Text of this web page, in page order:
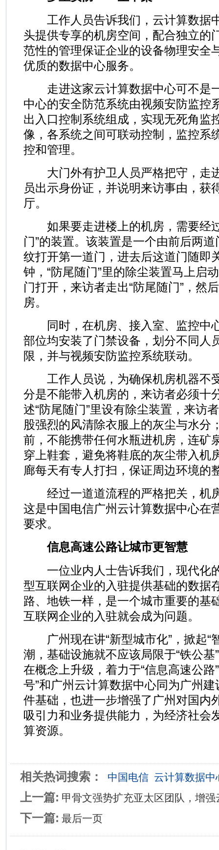
工作人员告诉我们，云计算数据
头提供专享的机房空间，配合独立的
范性的管理保证企业的设备物理安全
优质的数据中心服务。
走进这家云计算数据中心可不是
中心的安全防范系统由视频安防监控
出入口控制系统组成，实现无死角监
像，各系统之间可联动控制，监控系
控和管理。
大门外有护卫人员严格把守，走
员出示身份证，并说明来访事由，获
厅。
如果要走进楼上的机房，需要经
门”的装置。该装置是一个由前后两
纹打开第一道门，进去后这道门随即
钟，“防尾随门”里的除尘装置马上启
门打开，来访者走出“防尾随门”，然
房。
同时，在机房、接入室、监控中
部位均安装了门禁设备，划分不同人
限，并与视频安防监控系统联动。
工作人员说，为确保机房机器不
分是不能带入机房的，来访者必须十
述“防尾随门”里设有除尘装置，来访
股强烈的风清除衣服上的灰尘与水分
前，不能携带任何水瓶进机房，连矿
穿上鞋套，避免将鞋底的灰尘带入机
廊每天有专人打扫，保证周边环境的
经过一道道流程的严格把关，机
这是中国电信广州云计算数据中心在
要求。
信息高速公路让城市更智慧
一位业内人士告诉我们，现代化
型互联网企业的入驻提供基础的数据
路、地铁一样，是一个城市重要的基
互联网企业的入驻就会成为问题。
广州现在讲“新型城市化”，掀起“
潮，基础设施就不应该局限于“铁公
在概念上升级，着力于“信息高速公路
号”和广州云计算数据中心同为广州建
件基础，也进一步增强了广州对国内
吸引力和业务提供能力，为经济社会
算资源。
相关热词搜索： 中国电信 云计算数据中
上一篇: 甲骨文强势扩充亚太区团队，增
下一篇: 最后一页